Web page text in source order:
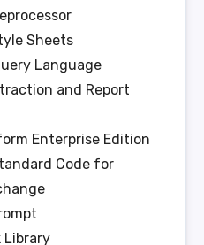
Sheets
Language
and Report
Enterprise Edition
Code for
Library